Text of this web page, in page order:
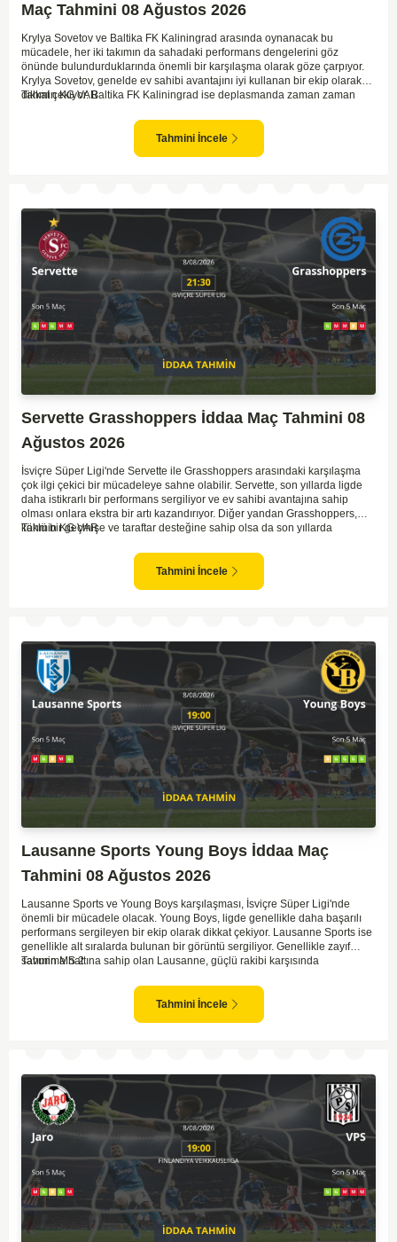
Maç Tahmini 08 Ağustos 2026
Krylya Sovetov ve Baltika FK Kaliningrad arasında oynanacak bu
mücadele, her iki takımın da sahadaki performans dengelerini göz
önünde bulundurduklarında önemli bir karşılaşma olarak göze çarpıyor.
Krylya Sovetov, genelde ev sahibi avantajını iyi kullanan bir ekip olarak
dikkat çekiyor. Baltika FK Kaliningrad ise deplasmanda zaman zaman
ve seyirci desteğini arkasına alarak gol yollarında etkili olması, maçın
seyrini değiştirebilecek bir faktör olarak değerlendiriliyor. Bununla birlikte,
Baltika'nın savunma direncini kırabilmesi, maçı daha heyecanlı hale
Tahmin KG VAR
Tahmini İncele
Servette Grasshoppers İddaa Maç Tahmini 08
Ağustos 2026
İsviçre Süper Ligi'nde Servette ile Grasshoppers arasındaki karşılaşma
çok ilgi çekici bir mücadeleye sahne olabilir. Servette, son yıllarda ligde
daha istikrarlı bir performans sergiliyor ve ev sahibi avantajına sahip
olması onlara ekstra bir artı kazandırıyor. Diğer yandan Grasshoppers,
köklü bir geçmişe ve taraftar desteğine sahip olsa da son yıllarda
genellikle maçlarda gol yollarında etkili olurken, Grasshoppers savunma
anlamında zaman zaman sorunlar yaşayabiliyor. Bu durumda,
karşılaşmanın gollü geçmesi muhtemel gözüküyor. İki takımın oyun tarzını
Tahmin KG VAR
Tahmini İncele
Lausanne Sports Young Boys İddaa Maç
Tahmini 08 Ağustos 2026
Lausanne Sports ve Young Boys karşılaşması, İsviçre Süper Ligi'nde
önemli bir mücadele olacak. Young Boys, ligde genellikle daha başarılı
performans sergileyen bir ekip olarak dikkat çekiyor. Lausanne Sports ise
genellikle alt sıralarda bulunan bir görüntü sergiliyor. Genellikle zayıf
savunma hattına sahip olan Lausanne, güçlü rakibi karşısında
Maçın sonucunda Young Boys'un galip gelme olasılığı yüksek görünüyor.
Tahmin MS 2
Tahmini İncele